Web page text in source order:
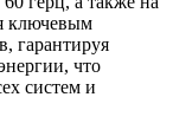
ключевым
гарантируя
что
систем и